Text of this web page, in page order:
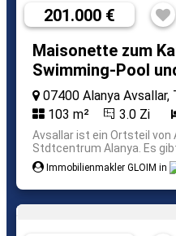
201.000 €
Maisonette zum
Swimming-Pool
07400 Alanya Avsallar,
103 m²
3.0 Zi
Avsallar ist ein Ortsteil von
Stdtcentrum Alanya. Es
Immobilienmakler GLOIM in